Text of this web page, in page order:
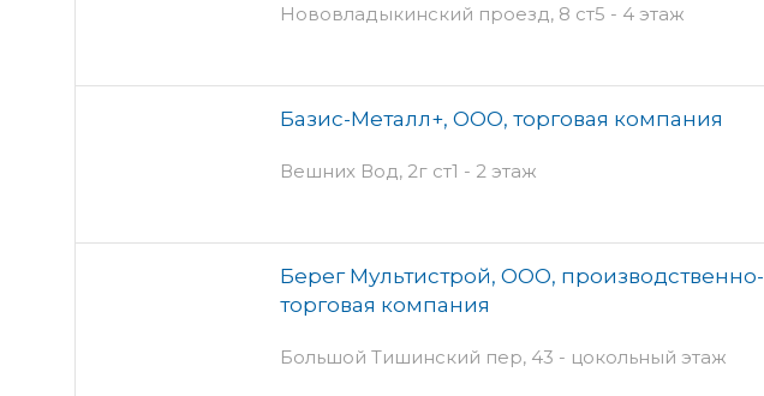
Нововладыкинский проезд, 8 ст5 - 4 этаж
Базис-Металл+, ООО, торговая компания
Вешних Вод, 2г ст1 - 2 этаж
Берег Мультистрой, ООО, производственно-
торговая компания
Большой Тишинский пер, 43 - цокольный этаж